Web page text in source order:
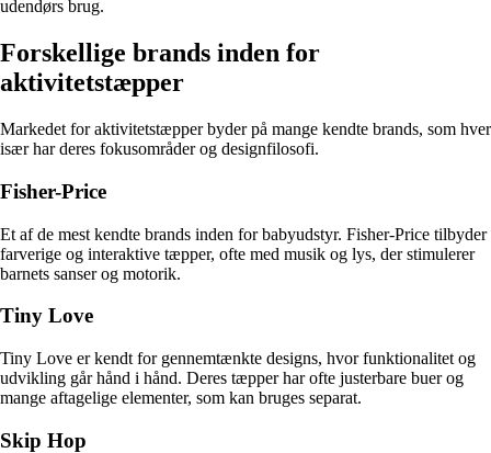
udendørs brug.
Forskellige brands inden for
aktivitetstæpper
Markedet for aktivitetstæpper byder på mange kendte brands, som hver
især har deres fokusområder og designfilosofi.
Fisher-Price
Et af de mest kendte brands inden for babyudstyr. Fisher-Price tilbyder
farverige og interaktive tæpper, ofte med musik og lys, der stimulerer
barnets sanser og motorik.
Tiny Love
Tiny Love er kendt for gennemtænkte designs, hvor funktionalitet og
udvikling går hånd i hånd. Deres tæpper har ofte justerbare buer og
mange aftagelige elementer, som kan bruges separat.
Skip Hop